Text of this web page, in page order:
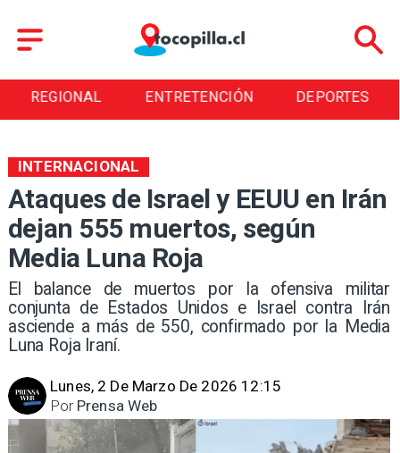
REGIONAL ENTRETENCIÓN DEPORTES
Ataques de Israel y EEUU en Irán
dejan 555 muertos, según
Media Luna Roja
El balance de muertos por la ofensiva militar
conjunta de Estados Unidos e Israel contra Irán
asciende a más de 550, confirmado por la Media
Luna Roja Iraní.
INTERNACIONAL
Lunes, 2 De Marzo De 2026 12:15
Prensa Web
Por